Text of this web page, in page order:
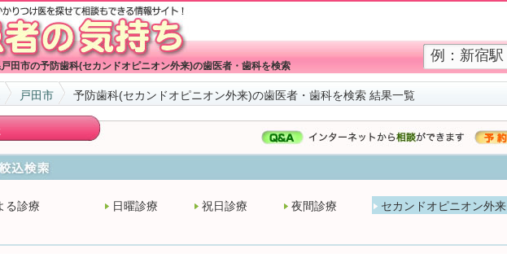
田市の予防歯科(セカンドオピニオン外来)の歯医者・歯科を検索
戸田市 予防歯科(セカンドオピニオン外来)の歯医者・歯科を検索 結果一覧
る診療 日曜診療 祝日診療 夜間診療 セカンドオピニオン外来